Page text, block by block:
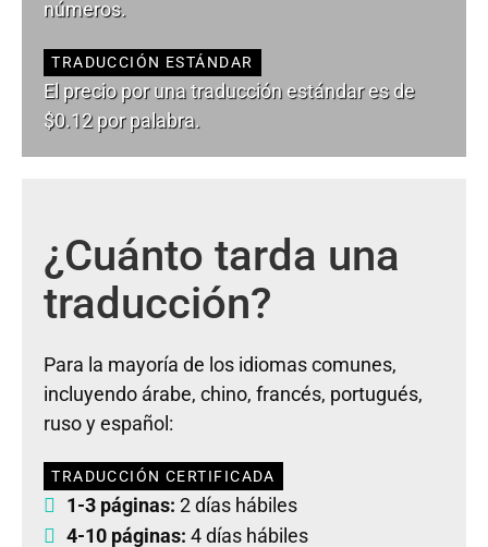
números.
TRADUCCIÓN ESTÁNDAR
El precio por una traducción estándar es de
$0.12 por palabra.
¿Cuánto tarda una
traducción?
Para la mayoría de los idiomas comunes,
incluyendo árabe, chino, francés, portugués,
ruso y español:
TRADUCCIÓN CERTIFICADA
1-3 páginas: 2 días hábiles
4-10 páginas: 4 días hábiles